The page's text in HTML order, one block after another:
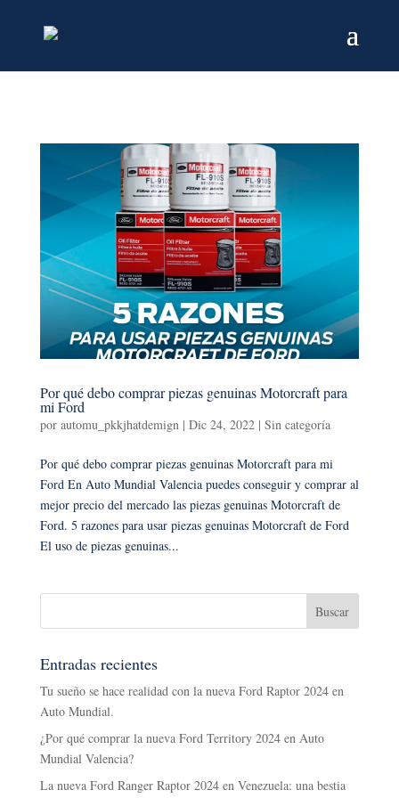
Por qué debo comprar piezas genuinas Motorcraft para
mi Ford
por automu_pkkjhatdemign| Dic 24, 2022| Sin categoría
Por qué debo comprar piezas genuinas Motorcraft para mi
Ford En Auto Mundial Valencia puedes conseguir y comprar al
mejor precio del mercado las piezas genuinas Motorcraft de
Ford. 5 razones para usar piezas genuinas Motorcraft de Ford
El uso de piezas genuinas...
Entradas recientes
Tu sueño se hace realidad con la nueva Ford Raptor 2024 en
Auto Mundial.
¿Por qué comprar la nueva Ford Territory 2024 en Auto
Mundial Valencia?
La nueva Ford Ranger Raptor 2024 en Venezuela: una bestia